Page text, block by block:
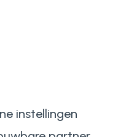
instellingen